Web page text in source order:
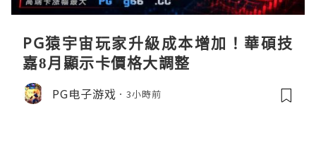
PG猿宇宙玩家升級成本增加！華碩技
嘉8月顯示卡價格大調整
PG电子游戏 3小時前